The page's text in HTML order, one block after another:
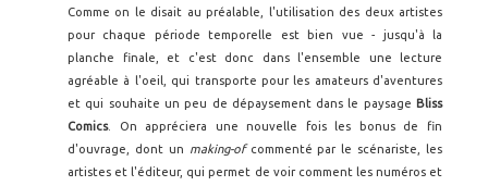
Comme on le disait au préalable, l'utilisation des deux artistes
pour chaque période temporelle est bien vue - jusqu'à la
planche finale, et c'est donc dans l'ensemble une lecture
agréable à l'oeil, qui transporte pour les amateurs d'aventures
et qui souhaite un peu de dépaysement dans le paysage Bliss
Comics. On appréciera une nouvelle fois les bonus de fin
d'ouvrage, dont un making-of commenté par le scénariste, les
artistes et l'éditeur, qui permet de voir comment les numéros et